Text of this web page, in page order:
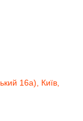
16а), Київ,